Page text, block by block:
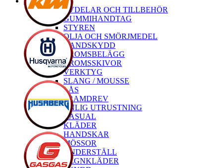
RESERVDELAR OCH TILLBEHÖR
GUMMIHANDTAG
STYREN
OLJA OCH SMÖRJMEDEL
HANDSKYDD
BROMSBELÄGG
BROMSSKIVOR
VERKTYG
SLANG / MOUSSE
LÅS
FRAMDREV
PERSONLIG UTRUSTNING
CASUAL
KLÄDER
HANDSKAR
MÖSSOR
UNDERSTÄLL
REGNKLÄDER